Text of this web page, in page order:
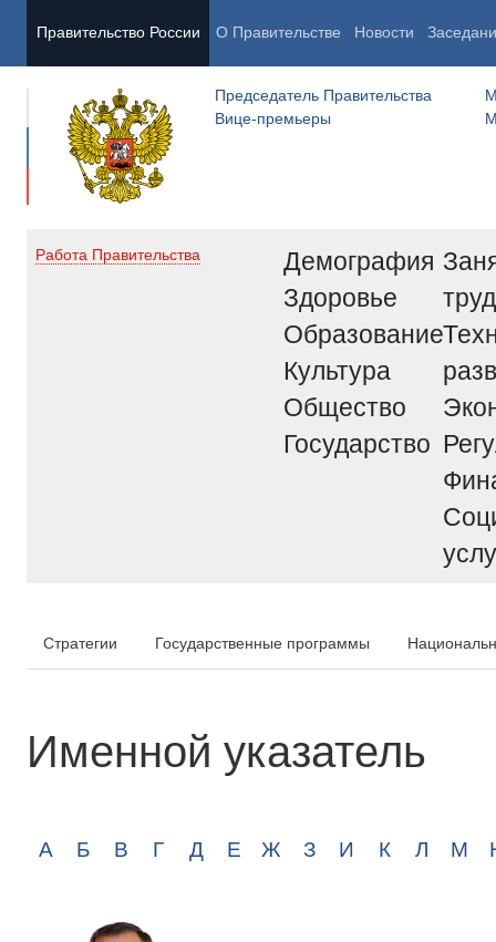
Правительство России О Правительстве Новости
Председатель Правительства
Вице-премьеры
Работа Правительства
Демография
Здоровье
Образование
Культура
Общество
Государство
труд
Стратегии Государственные программы
Именной указатель
А Б В Г Д Е Ж З И К Л М